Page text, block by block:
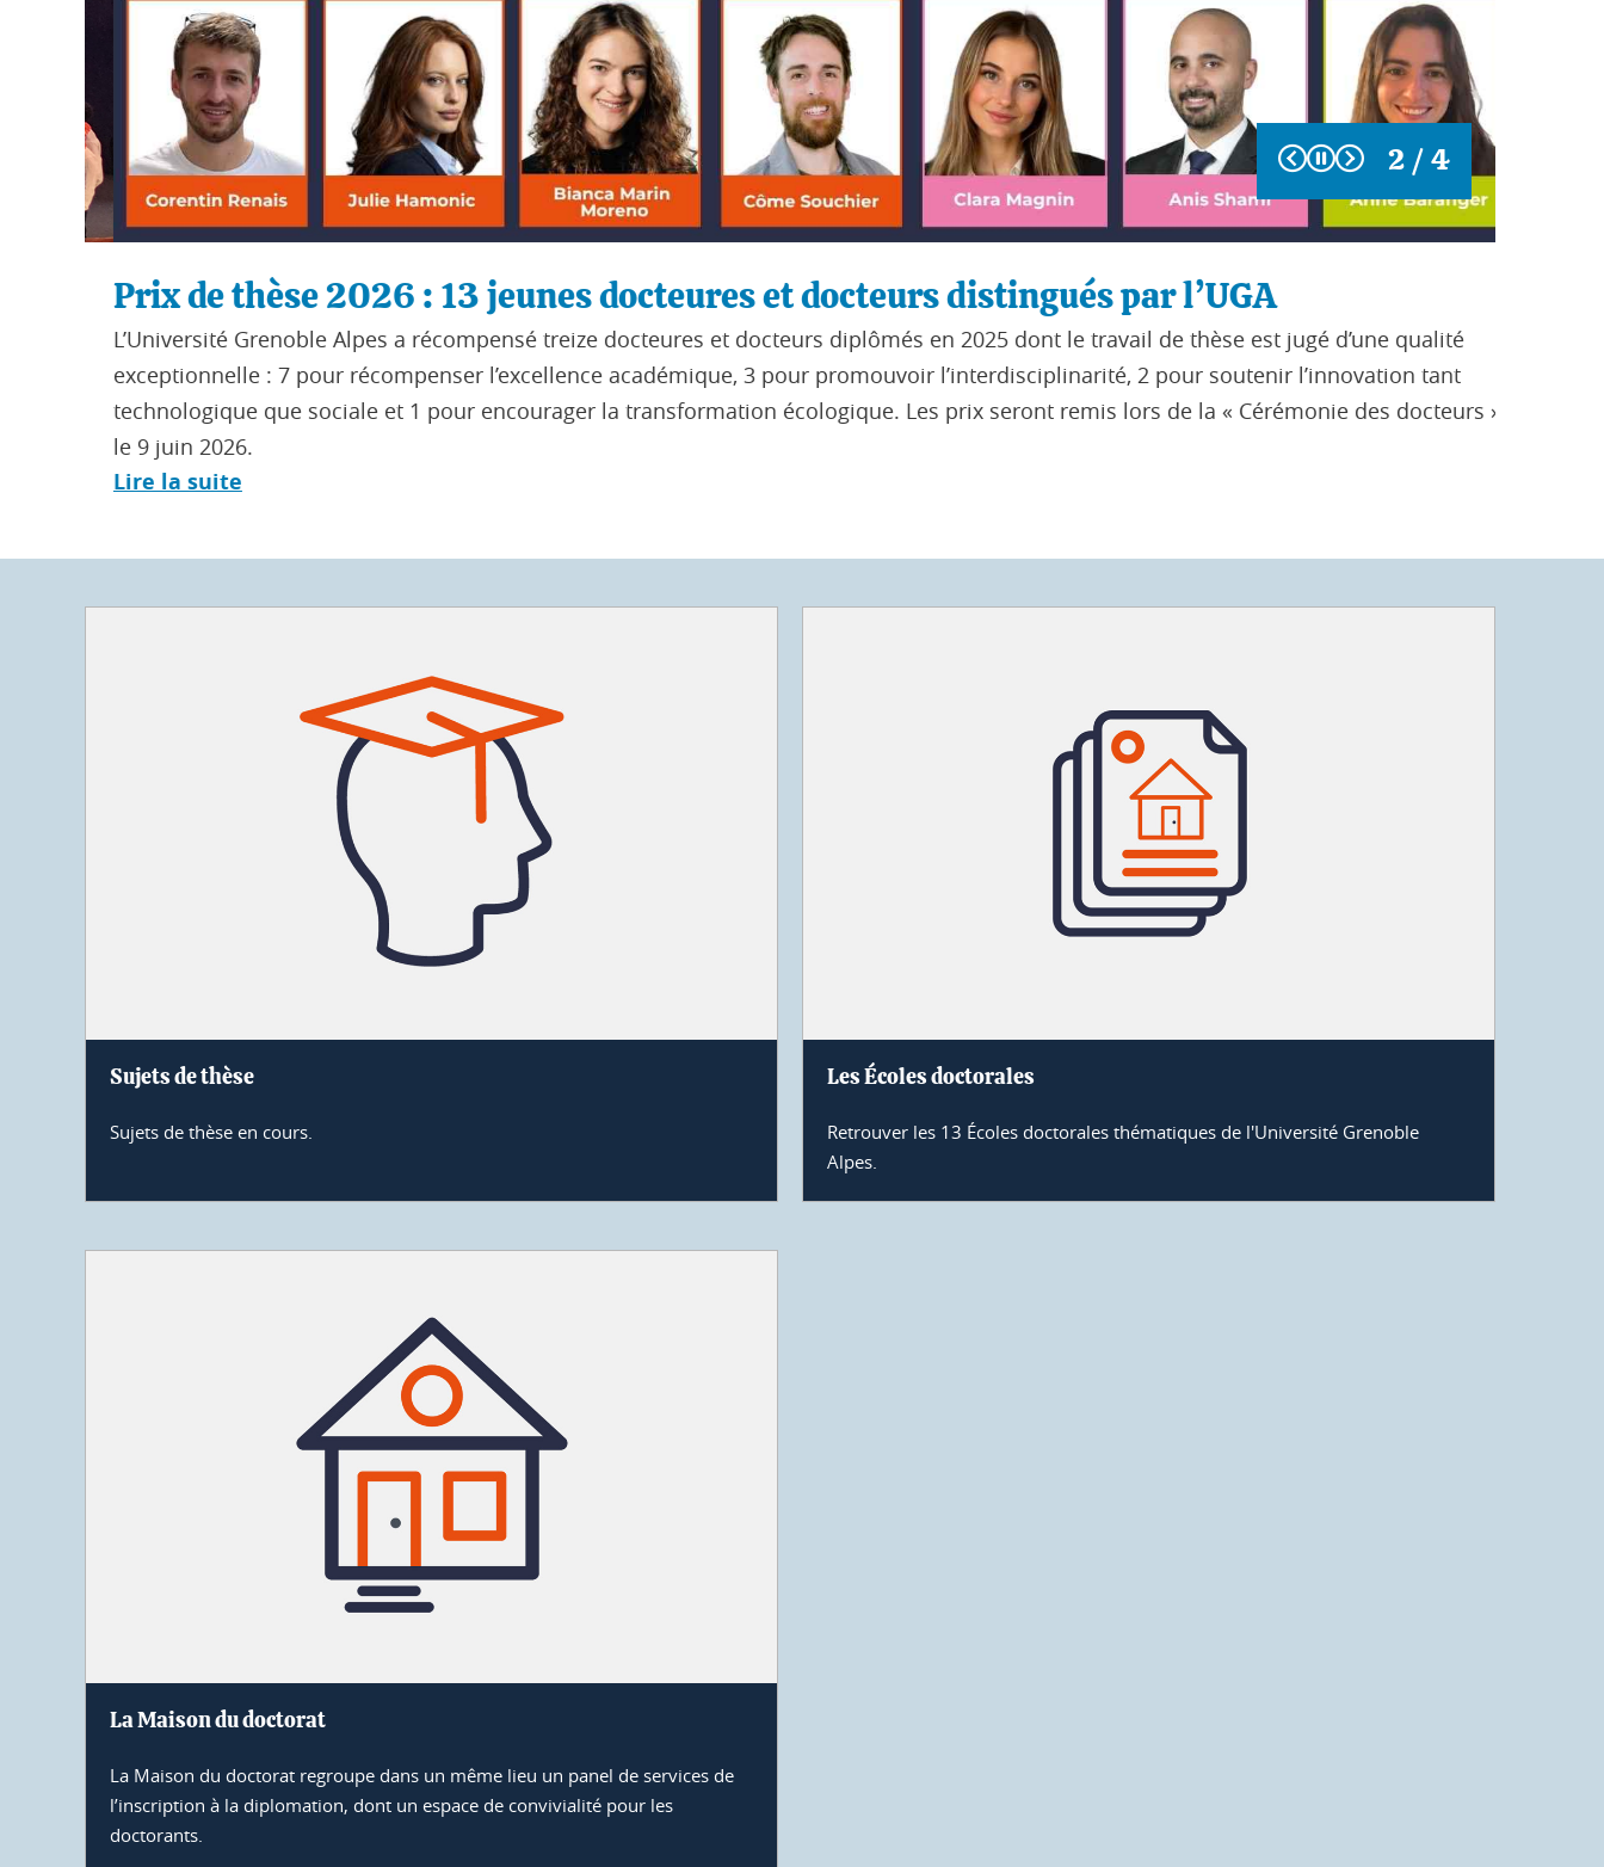
Prix de thèse 2026 : 13 jeunes docteures et docteurs distingués par l’UGA
L’Université Grenoble Alpes a récompensé treize docteures et docteurs diplômés en 2025 dont le travail de thèse est jugé d’une qualité
exceptionnelle : 7 pour récompenser l’excellence académique, 3 pour promouvoir l’interdisciplinarité, 2 pour soutenir l’innovation tant
technologique que sociale et 1 pour encourager la transformation écologique. Les prix seront remis lors de la « Cérémonie des docteurs »
le 9 juin 2026.
Lire la suite
Précédent
Suivant
2 / 4
Sujets de thèse
Sujets de thèse en cours.
Les Écoles doctorales
Retrouver les 13 Écoles doctorales thématiques de l'Université Grenoble
Alpes.
La Maison du doctorat
La Maison du doctorat regroupe dans un même lieu un panel de services de
l’inscription à la diplomation, dont un espace de convivialité pour les
doctorants.